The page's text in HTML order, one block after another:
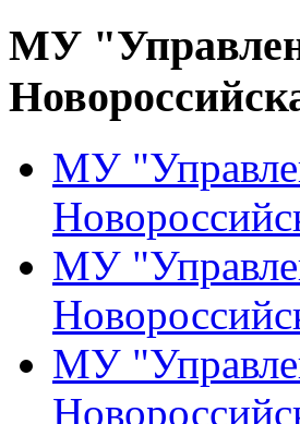
МУ
МУ
МУ
МУ